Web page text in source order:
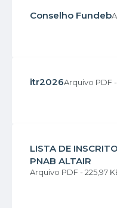
Conselho Fundeb
itr2026 PDF
LISTA DE
PNAB ALTAIR
PDF 225,97